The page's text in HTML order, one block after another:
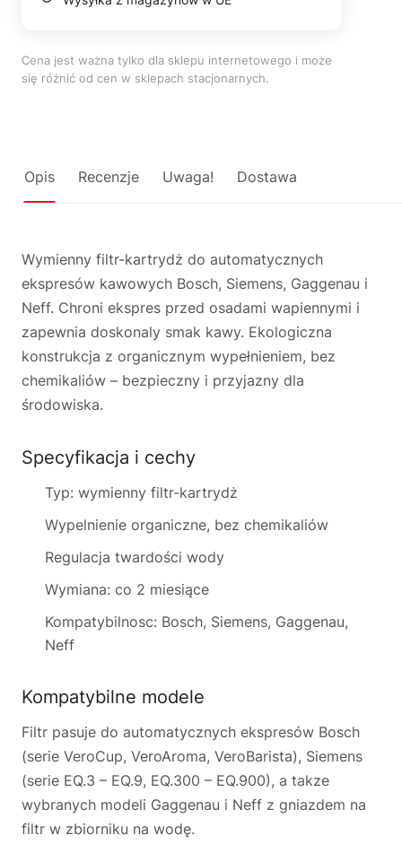
Cena jest ważna tylko dla sklepu internetowego i może
się różnić od cen w sklepach stacjonarnych.
Opis Recenzje Uwaga! Dostawa
Wymienny filtr-kartrydż do automatycznych
ekspresów kawowych Bosch, Siemens, Gaggenau i
Neff. Chroni ekspres przed osadami wapiennymi i
zapewnia doskonaly smak kawy. Ekologiczna
konstrukcja z organicznym wypełnieniem, bez
chemikaliów – bezpieczny i przyjazny dla
środowiska.
Specyfikacja i cechy
Typ: wymienny filtr-kartrydż
Wypelnienie organiczne, bez chemikaliów
Regulacja twardości wody
Wymiana: co 2 miesiące
Kompatybilnosc: Bosch, Siemens, Gaggenau,
Neff
Kompatybilne modele
Filtr pasuje do automatycznych ekspresów Bosch
(serie VeroCup, VeroAroma, VeroBarista), Siemens
(serie EQ.3 – EQ.9, EQ.300 – EQ.900), a takze
wybranych modeli Gaggenau i Neff z gniazdem na
filtr w zbiorniku na wodę.